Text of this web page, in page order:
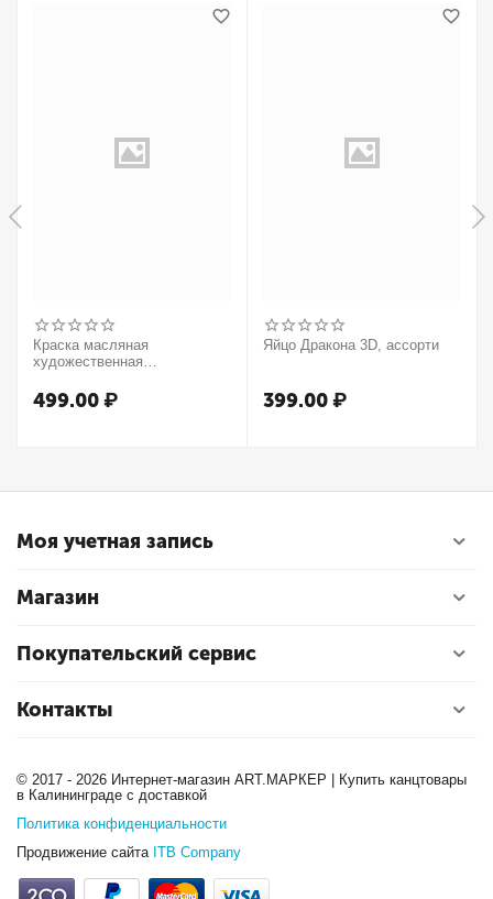
Краска масляная
художественная
37мл, туба, оранжевый
499.00₽
Яйцо Дракона 3D, ассорти
399.00₽
Моя учетная запись
Магазин
Покупательский сервис
Контакты
© 2017 - 2026 Интернет-магазин ART.МАРКЕР | Купить канцтовары
в Калининграде с доставкой
Политика конфиденциальности
Продвижение сайта ITB Company